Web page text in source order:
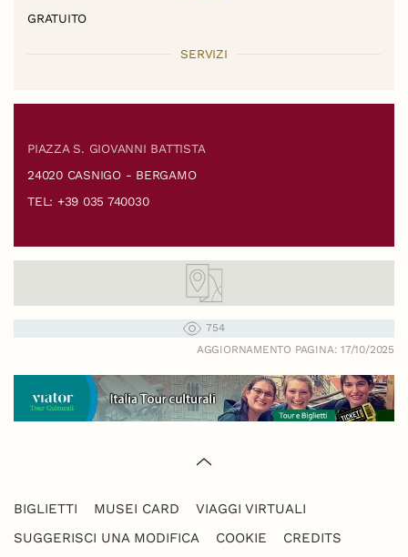
GRATUITO
SERVIZI
PIAZZA S. GIOVANNI BATTISTA
24020 CASNIGO - BERGAMO
TEL: +39 035 740030
754
AGGIORNAMENTO PAGINA: 17/10/2025
BIGLIETTI MUSEI CARD
VIAGGI VIRTUALI
SUGGERISCI UNA MODIFICA
COOKIE CREDITS